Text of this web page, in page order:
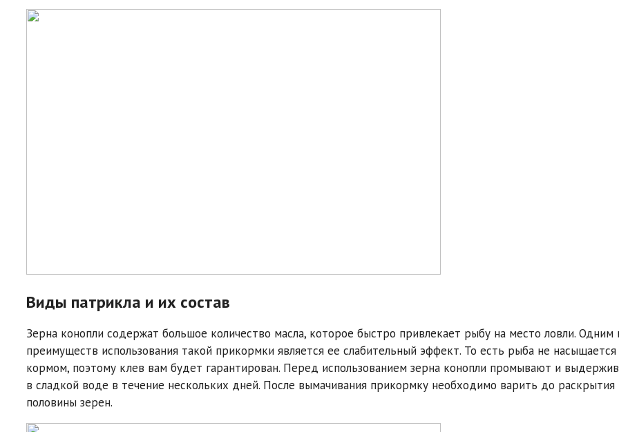
Виды патрикла и их состав
Зерна конопли содержат большое количество масла, которое быстро привлекает рыбу на место ловли. Одним
преимуществ использования такой прикормки является ее слабительный эффект. То есть рыба не насыщается
кормом, поэтому клев вам будет гарантирован. Перед использованием зерна конопли промывают и
в сладкой воде в течение нескольких дней. После вымачивания прикормку необходимо варить до раскрытия
половины зерен.